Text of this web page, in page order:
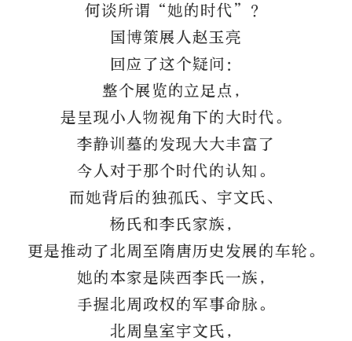
何谈所谓“她的时代”？
国博策展人赵玉亮
回应了这个疑问：
整个展览的立足点，
是呈现小人物视角下的大时代。
李静训墓的发现大大丰富了
今人对于那个时代的认知。
而她背后的独孤氏、宇文氏、
杨氏和李氏家族，
更是推动了北周至隋唐历史发展的车轮。
她的本家是陕西李氏一族，
手握北周政权的军事命脉。
北周皇室宇文氏，